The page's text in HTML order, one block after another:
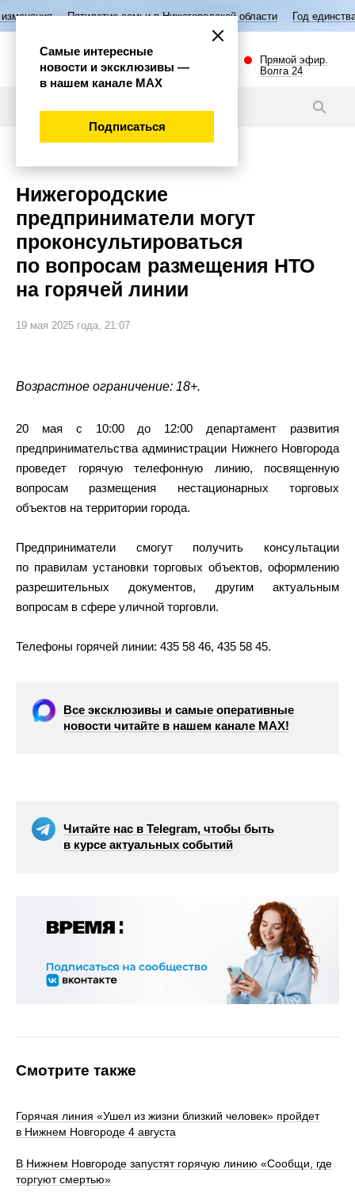
семьи в Нижегородской области Год единства народов
Прямой эфир.
Волга 24
Нижегородские
предприниматели могут
проконсультироваться
по вопросам размещения НТО
на горячей линии
19 мая 2025 года, 21:07
Возрастное ограничение: 18+.
20 мая с 10:00 до 12:00 департамент развития
предпринимательства администрации Нижнего Новгорода
проведет горячую телефонную линию, посвященную
вопросам размещения нестационарных торговых
объектов на территории города.
Предприниматели смогут получить консультации
по правилам установки торговых объектов, оформлению
разрешительных документов, другим актуальным
вопросам в сфере уличной торговли.
Телефоны горячей линии: 435 58 46, 435 58 45.
Все эксклюзивы и самые оперативные
новости читайте в нашем канале МАХ!
Читайте нас в Telegram, чтобы быть
в курсе актуальных событий
Смотрите также
Горячая линия «Ушел из жизни близкий человек» пройдет
в Нижнем Новгороде 4 августа
В Нижнем Новгороде запустят горячую линию «Сообщи, где
торгуют смертью»
Самые интересные
новости и эксклюзивы —
в нашем канале МАХ
Подписаться